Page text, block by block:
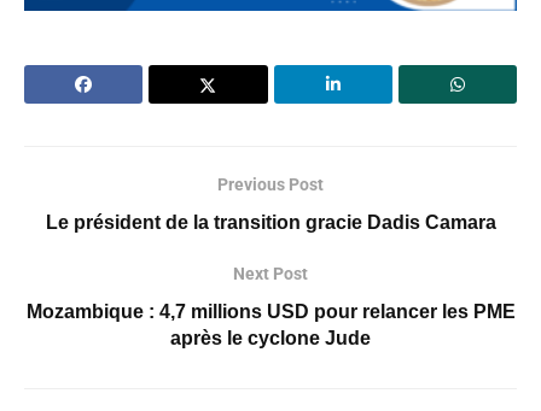
Previous Post
Le président de la transition gracie Dadis Camara
Next Post
Mozambique : 4,7 millions USD pour relancer les PME
après le cyclone Jude